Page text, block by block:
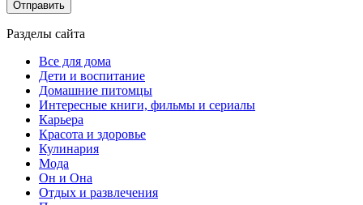
Разделы сайта
Все для дома
Дети и воспитание
Домашние питомцы
Интересные книги, фильмы и сериалы
Карьера
Красота и здоровье
Кулинария
Мода
Он и Она
Отдых и развлечения